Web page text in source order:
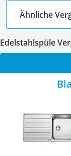
Ähnliche
Edelstahlspüle